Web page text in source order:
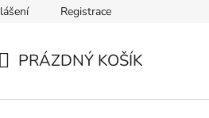
Registrace
PRÁZDNÝ KOŠÍK